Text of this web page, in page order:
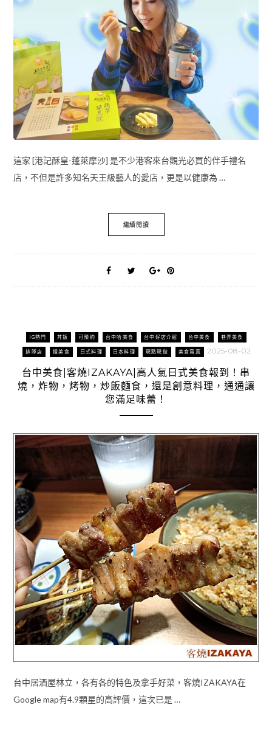
這家 [港記酥皇-蓬萊摩沙] 是不少港客來台觀光必買的伴手禮名
店，不但是許多知名天王級藝人的愛店，更是以健康為 …
繼續閱讀
IG熱門 丼飯 可預約 台中哈美食 台中好店介紹 台中美食 巷弄美食
排隊店 搜美食 日式料理 日本料理 現點現做 美食寫真 2025-08-02
台中美食|客燒IZAKAYA|高人氣日式美食報到！串
燒，炸物，烤物，炒飯麵食，還是創意料理，通通讓
您滿足味蕾！
台中居酒屋林立，各有各的特色及拿手好菜，客燒IZAKAYA在
Google map有4.9顆星的高評價，這次已是 …